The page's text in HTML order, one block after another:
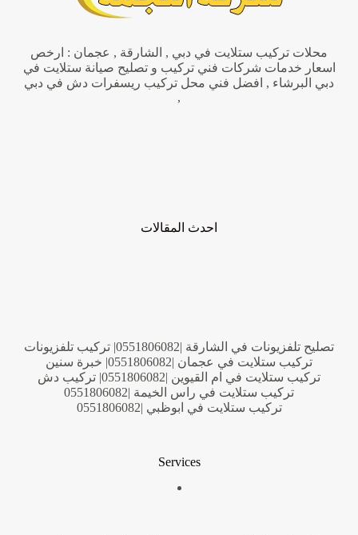
محلات تركيب ستلايت في دبي , الشارقة , عجمان : ارخص
اسعار خدمات شركات فني تركيب و تصليح صيانة ستلايت في
دبي البرشاء , افضل فني محل تركيب ريسفرات دش في دبي
,
احدث المقالات
تصليح تلفزيونات في الشارقة |0551806082| تركيب تلفزيونات
تركيب ستلايت في عجمان |0551806082| خبرة سنين
تركيب ستلايت في ام القيوين |0551806082| تركيب دش
تركيب ستلايت في راس الخيمة |0551806082
تركيب ستلايت في ابوظبي |0551806082
Services